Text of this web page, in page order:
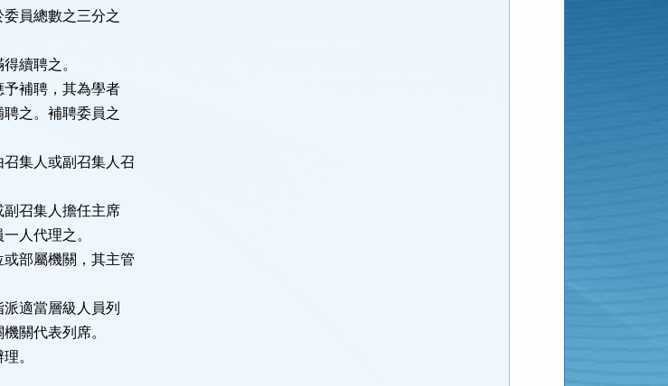
員總數之三分之
續聘之。
補聘，其為學者
之。補聘委員之
集人或副召集人召
召集人擔任主席
人代理之。
部屬機關，其主管
適當層級人員列
關代表列席。
。